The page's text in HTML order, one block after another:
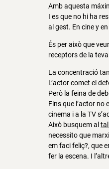
Amb aquesta
I es que no hi ha
al gest. En cine y
És per això que
receptors de la
La concentració
L’actor comet el
Però la feina de
Fins que l’actor no
cinema i a la TV
Això busquem al
necessito que
em faci feliç?, que
fer la escena. I